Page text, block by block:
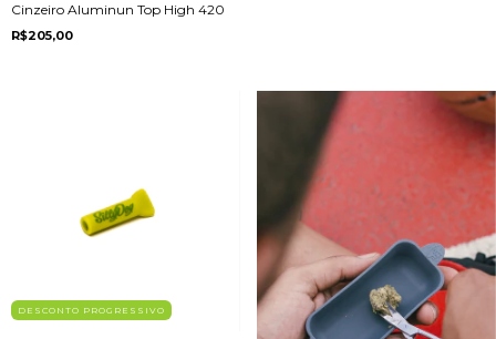
Cinzeiro Aluminun Top High 420
R$205,00
DESCONTO PROGRESSIVO